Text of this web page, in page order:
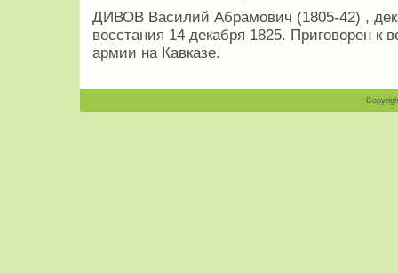
ДИВОВ Василий Абрамович (1805-42) ,
восстания 14 декабря 1825. Приговорен к
армии на Кавказе.